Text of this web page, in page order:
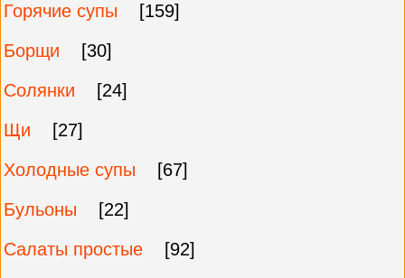
Горячие супы
[159]
Борщи
[30]
Солянки
[24]
Щи
[27]
Холодные супы
[67]
Бульоны
[22]
Салаты простые
[92]